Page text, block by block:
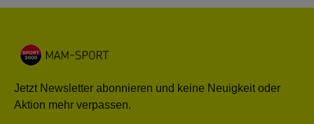
Jetzt Newsletter abonnieren und keine Neuigkeit oder
Aktion mehr verpassen.